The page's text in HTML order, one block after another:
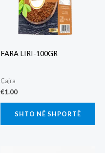
FARA LIRI-100GR
Çajra
€1.00
SHTO NË SHPORTË